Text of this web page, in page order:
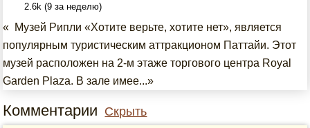
2.6k (9 за неделю)
« Музей Рипли «Хотите верьте, хотите нет», является
популярным туристическим аттракционом Паттайи. Этот
музей расположен на 2-м этаже торгового центра Royal
Garden Plaza. В зале имее...»
Комментарии Скрыть